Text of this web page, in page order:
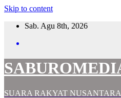
Skip to content
Sab. Agu 8th, 2026
SUARA RAKYAT NUSANTARA